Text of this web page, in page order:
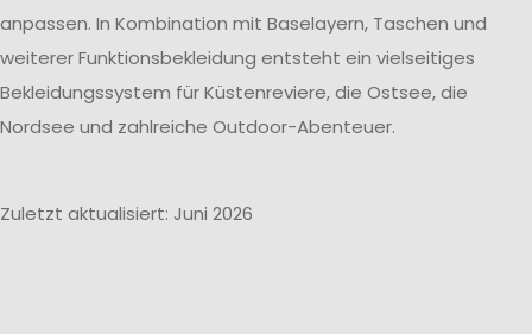
anpassen. In Kombination mit Baselayern, Taschen und
weiterer Funktionsbekleidung entsteht ein vielseitiges
Bekleidungssystem für Küstenreviere, die Ostsee, die
Nordsee und zahlreiche Outdoor-Abenteuer.
Zuletzt aktualisiert: Juni 2026